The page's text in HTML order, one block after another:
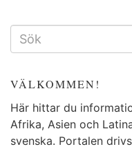
SÖKFORMULÄR
VÄLKOMMEN!
Här hittar du
Afrika, Asien och
svenska. Portalen